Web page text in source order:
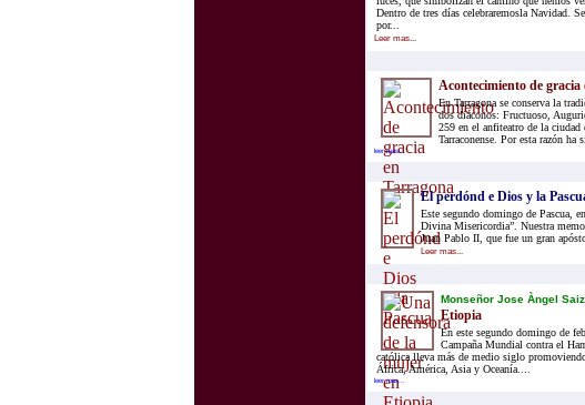
Dentro de tres días celebraremosla Navidad.
por...
Leer mas...
Acontecimiento de gracia
En Tarragona se conserva la
dos diáconos: Fructuoso,
259 en el anfiteatro de la ciudad
Tarraconense. Por esta razón ha
leer mas...
El perdónd e Dios y la
Este segundo domingo de Pascua,
Divina Misericordia”. Nuestra
Juan Pablo II, que fue un gran
Leer mas...
Monseñor Jose Àngel
Etiopia
En este segundo domingo de
Campaña Mundial contra el
católica lleva más de medio siglo
África, América, Asia y Oceanía....
leer mas...